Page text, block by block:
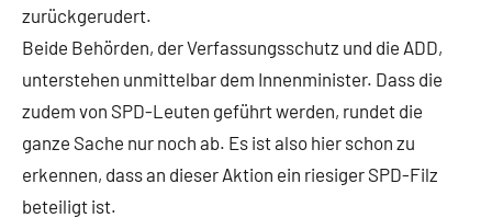
zurückgerudert.
Beide Behörden, der Verfassungsschutz und die ADD,
unterstehen unmittelbar dem Innenminister. Dass die
zudem von SPD-Leuten geführt werden, rundet die
ganze Sache nur noch ab. Es ist also hier schon zu
erkennen, dass an dieser Aktion ein riesiger SPD-Filz
beteiligt ist.